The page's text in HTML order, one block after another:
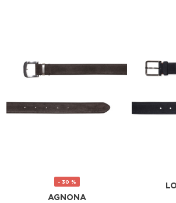
- 30 %
AGNONA